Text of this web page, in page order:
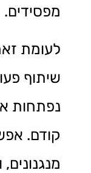
מפסידים.
לעומת
שיתוף
נפתחות
קודם.